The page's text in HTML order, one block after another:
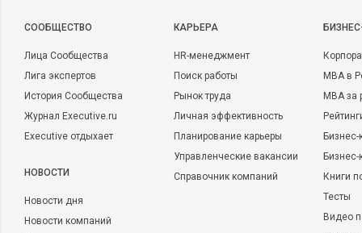
продвижения и продаж)?
Удобство. Легко ли посетитель ориентируется на сайте,
при выполнении всех операций и работа с интернет-
удовлетворение, положительные эмоции? Детально
интернет-магазина:
- технические настройки сайта (наличие прямого
сайта, навигация, информативность: актуальность и
товарах, число языковых пространств, качество
т.п.);
CООБЩЕСТВО
Лица Сообщества
Лига экспертов
История Сообщества
Журнал Executive.ru
Executive отдыхает
НОВОСТИ
Новости дня
Новости компаний
КАРЬЕРА
HR-менеджмент
Поиск работы
Рынок труда
Личная эффективность
Планирование карьеры
Управленческие вакансии
Справочник компаний
MBA в
MBA
Бизнес-
Книги
Тесты
Видео